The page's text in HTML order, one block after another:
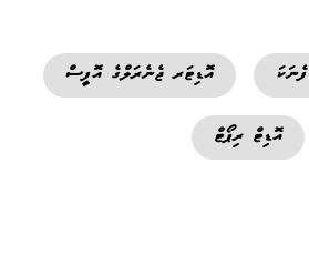
ފެނަކަ އޮޑިޓަރ ޖެނެރަލްގެ އޮފީސް
އޮޑިޓް ރިޕޯޓް